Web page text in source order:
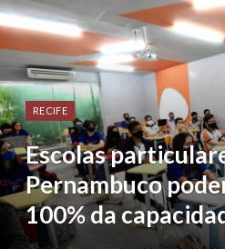
RECIFE
Escolas
Pernambuco
100% da